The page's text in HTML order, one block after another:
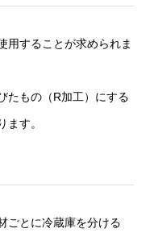
用することが求められま
たもの（R加工）にする
ます。
ごとに冷蔵庫を分ける